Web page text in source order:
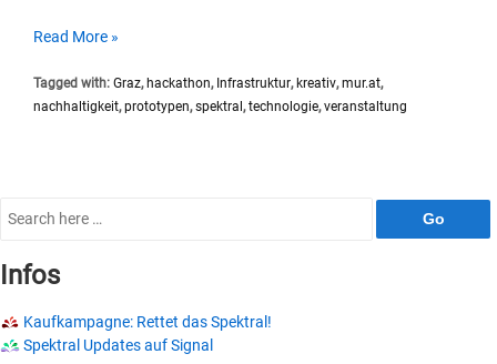
Graz
13.-15.
Read More »
Tagged with: Graz, hackathon, Infrastruktur, kreativ,mur.at,
nachhaltigkeit,prototypen,spektral ,technologie,veranstaltung
Search
Infos
Kaufkampagne: Rettet das Spektral!
Spektral Updates auf Signal